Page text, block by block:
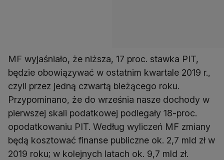
MF wyjaśniało, że niższa, 17 proc. stawka PIT,
będzie obowiązywać w ostatnim kwartale 2019 r.,
czyli przez jedną czwartą bieżącego roku.
Przypominano, że do września nasze dochody w
pierwszej skali podatkowej podlegały 18-proc.
opodatkowaniu PIT. Według wyliczeń MF zmiany
będą kosztować finanse publiczne ok. 2,7 mld zł w
2019 roku; w kolejnych latach ok. 9,7 mld zł.